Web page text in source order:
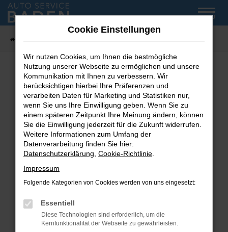
Zum
Hauptinhalt
MENÜ
Fehler: Network Error
Beim Laden ist ein Fehler aufgetreten.
Hier sind ein paar Tipps, die dir helfen können:
Überprüfe deine Firewall und deine
Internetverbindung.
Laden andere Webseiten, zum Beispiel deine
Suchmaschine?
Prüfe deine Browsererweiterungen.
können das Laden bestimmter Seiten
verhindern. Funktioniert die Seite in einem
Cookie Einstellungen
Wir nutzen Cookies, um Ihnen die bestmögliche
Nutzung unserer Webseite zu ermöglichen und unsere
Kommunikation mit Ihnen zu verbessern. Wir
berücksichtigen hierbei Ihre Präferenzen und
verarbeiten Daten für Marketing und Statistiken nur,
wenn Sie uns Ihre Einwilligung geben. Wenn Sie zu
einem späteren Zeitpunkt Ihre Meinung ändern, können
Sie die Einwilligung jederzeit für die Zukunft widerrufen.
Weitere Informationen zum Umfang der
Datenverarbeitung finden Sie hier:
Datenschutzerklärung Cookie-Richtlinie
Impressum
Folgende Kategorien von Cookies werden von uns eingesetzt:
Essentiell
Diese Technologien sind erforderlich, um die
Kernfunktionalität der Webseite zu gewährleisten.